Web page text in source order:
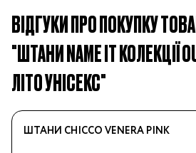
ВІДГУКИ ПРО ПОКУПКУ
"ШТАНИ NAME IT КОЛЕКЦІЇ
ЛІТО УНІСЕКС"
ШТАНИ CHICCO VENERA PINK